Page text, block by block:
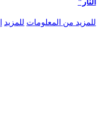
للمزيد من المعلومات للمزيد